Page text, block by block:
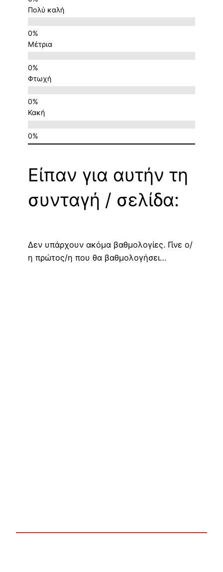
Πολύ καλή
Μέτρια
Φτωχή
Κακή
Είπαν για αυτήν τη
συνταγή / σελίδα:
Δεν υπάρχουν ακόμα βαθμολογίες. Γίνε ο/
η πρώτος/η που θα βαθμολογήσει…